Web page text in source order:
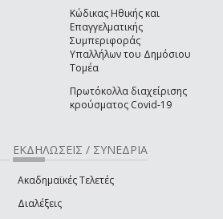
Κώδικας Ηθικής και
Επαγγελματικής
Συμπεριφοράς
Υπαλλήλων του Δημόσιου
Τομέα
Πρωτόκολλα διαχείρισης
κρούσματος Covid-19
ΕΚΔΗΛΩΣΕΙΣ / ΣΥΝΕΔΡΙΑ
Ακαδημαϊκές Τελετές
Διαλέξεις